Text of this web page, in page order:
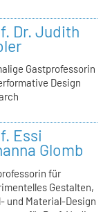
Dr. Judith
Gastprofessorin
Design
Essi
Glomb
für
Gestalten,
und Material-Design